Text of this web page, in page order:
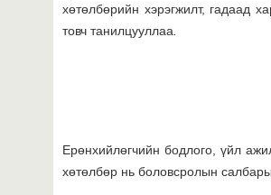
хөтөлбөрийн хэрэгжилт, гадаад
товч танилцууллаа
Ерөнхийлөгчийн бодлого, үйл
хөтөлбөр нь боловсролын